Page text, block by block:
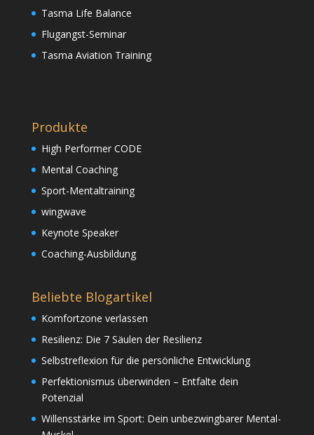
Tasma Life Balance
Flugangst-Seminar
Tasma Aviation Training
Produkte
High Performer CODE
Mental Coaching
Sport-Mentaltraining
wingwave
Keynote Speaker
Coaching-Ausbildung
Beliebte Blogartikel
Komfortzone verlassen
Resilienz: Die 7 Säulen der Resilienz
Selbstreflexion für die persönliche Entwicklung
Perfektionismus überwinden – Entfalte dein
Potenzial
Willensstärke im Sport: Dein unbezwingbarer Mental-